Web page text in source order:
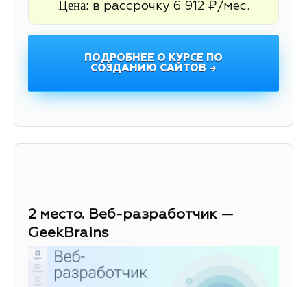
Цена: в рассрочку 6 912 ₽/мес.
ПОДРОБНЕЕ О КУРСЕ ПО
СОЗДАНИЮ САЙТОВ →
2 место. Веб-разработчик —
GeekBrains